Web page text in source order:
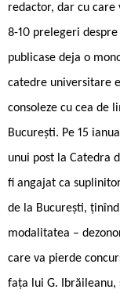
redactor, dar cu
8-10 prelegeri
publicase deja o
catedre universitare
consoleze cu cea de
București. Pe 15
unui post la Catedra
fi angajat ca
de la București,
modalitatea –
care va pierde
fața lui G. Ibrăileanu,